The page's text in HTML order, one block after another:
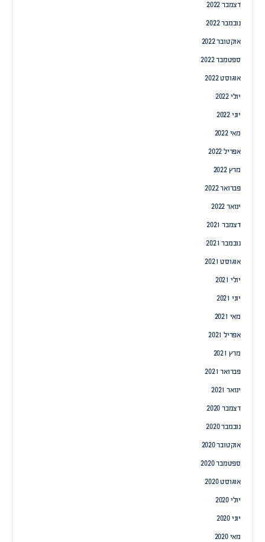
דצמבר 2022
נובמבר 2022
אוקטובר 2022
ספטמבר 2022
אוגוסט 2022
יולי 2022
יוני 2022
מאי 2022
אפריל 2022
מרץ 2022
פברואר 2022
ינואר 2022
דצמבר 2021
נובמבר 2021
אוגוסט 2021
יולי 2021
יוני 2021
מאי 2021
אפריל 2021
מרץ 2021
פברואר 2021
ינואר 2021
דצמבר 2020
נובמבר 2020
אוקטובר 2020
ספטמבר 2020
אוגוסט 2020
יולי 2020
יוני 2020
מאי 2020